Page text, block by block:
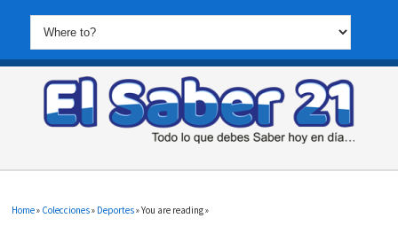
Home» Colecciones» Deportes» You are reading »